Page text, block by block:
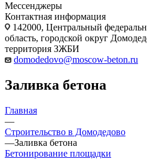
Мессенджеры
Контактная информация
142000, Центральный
область, городской округ
территория ЗЖБИ
domodedovo@moscow-beton.ru
Заливка бетона
Главная
—
Строительство в Домодедово
—Заливка бетона
Бетонирование площадки